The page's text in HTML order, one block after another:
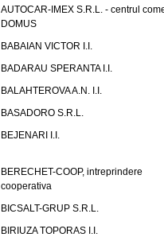
AUTOCAR-IMEX S.R.L. - centrul
DOMUS
BABAIAN VICTOR I.I.
BADARAU SPERANTA I.I.
BALAHTEROVA A.N. I.I.
BASADORO S.R.L.
BEJENARI I.I.
BERECHET-COOP, intreprindere
cooperativa
BICSALT-GRUP S.R.L.
BIRIUZA TOPORAS I.I.